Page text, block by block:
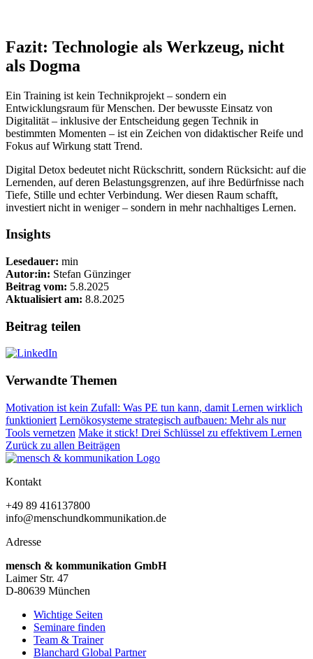
Fazit: Technologie als Werkzeug, nicht
als Dogma
Ein Training ist kein Technikprojekt – sondern ein
Entwicklungsraum für Menschen. Der bewusste Einsatz von
Digitalität – inklusive der Entscheidung gegen Technik in
bestimmten Momenten – ist ein Zeichen von didaktischer Reife und
Fokus auf Wirkung statt Trend.
Digital Detox bedeutet nicht Rückschritt, sondern Rücksicht: auf die
Lernenden, auf deren Belastungsgrenzen, auf ihre Bedürfnisse nach
Tiefe, Stille und echter Verbindung. Wer diesen Raum schafft,
investiert nicht in weniger – sondern in mehr nachhaltiges Lernen.
Insights
Lesedauer: min
Autor:in: Stefan Günzinger
Beitrag vom: 5.8.2025
Aktualisiert am: 8.8.2025
Beitrag teilen
Verwandte Themen
Motivation ist kein Zufall: Was PE tun kann, damit Lernen wirklich
funktioniert Lernökosysteme strategisch aufbauen: Mehr als nur
Tools vernetzen Make it stick! Drei Schlüssel zu effektivem Lernen
Zurück zu allen Beiträgen
Kontakt
+49 89 416137800
info@menschundkommunikation.de
Adresse
mensch & kommunikation GmbH
Laimer Str. 47
D-80639 München
Wichtige Seiten
Seminare finden
Team & Trainer
Blanchard Global Partner